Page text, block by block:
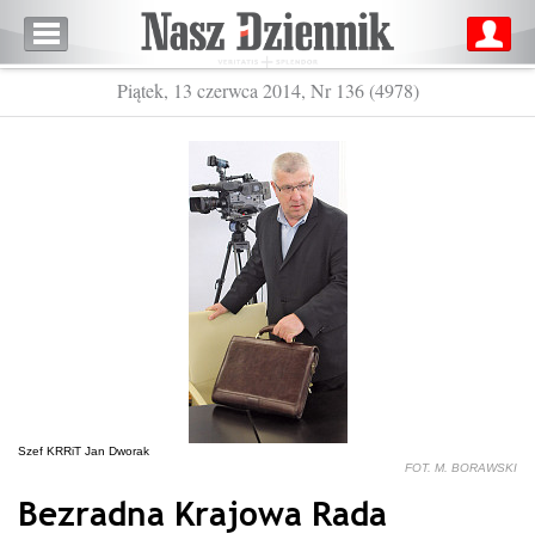
Piątek, 13 czerwca 2014, Nr 136 (4978)
Szef KRRiT Jan Dworak
FOT. M. BORAWSKI
Bezradna Krajowa Rada